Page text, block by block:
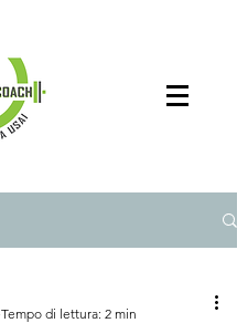
Tempo di lettura: 2 min